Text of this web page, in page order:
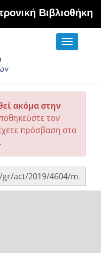
Βιβλιοθήκη
Toggle
ακόμα στην
τον
πρόσβαση στο